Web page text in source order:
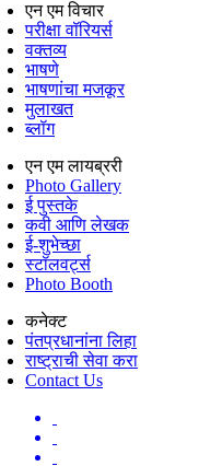
एन एम विचार
परीक्षा वॉरियर्स
वक्तव्य
भाषणे
भाषणांचा मजकूर
मुलाखत
ब्लॉग
एन एम लायब्ररी
Photo Gallery
ई पुस्तके
कवी आणि लेखक
ई-शुभेच्छा
स्टॉलवर्ट्स
Photo Booth
कनेक्ट
पंतप्रधानांना लिहा
राष्ट्राची सेवा करा
Contact Us